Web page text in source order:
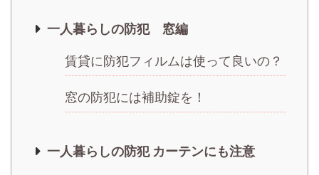
一人暮らしの防犯 窓編
賃貸に防犯フィルムは使って良いの？
窓の防犯には補助錠を！
一人暮らしの防犯 カーテンにも注意